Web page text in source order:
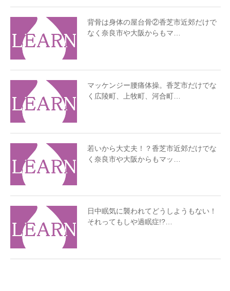
背骨は身体の屋台骨②香芝市近郊だけで
なく奈良市や大阪からもマ…
マッケンジー腰痛体操。香芝市だけでな
く広陵町、上牧町、河合町…
若いから大丈夫！？香芝市近郊だけでな
く奈良市や大阪からもマッ…
日中眠気に襲われてどうしようもない！
それってもしや過眠症!?…